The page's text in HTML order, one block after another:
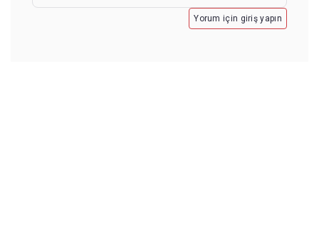
Yorum için giriş yapın